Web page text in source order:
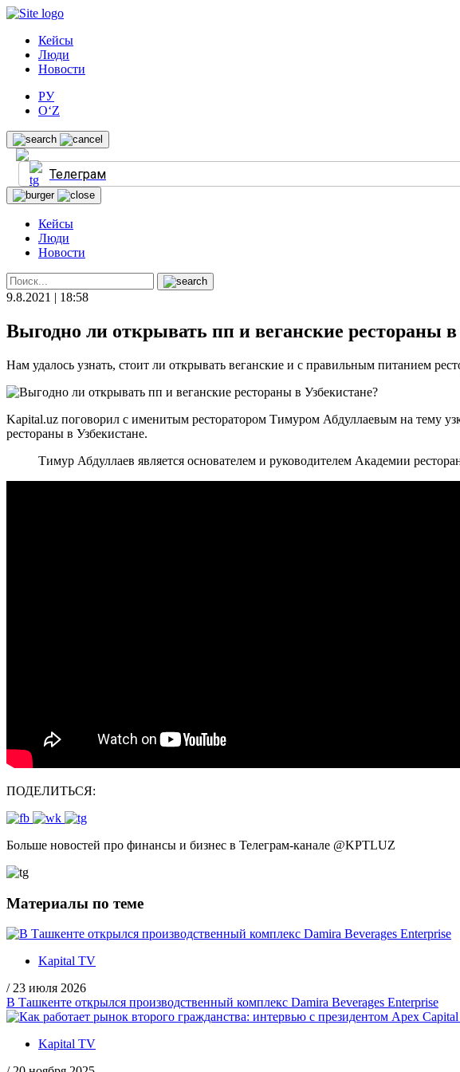
Кейсы
Люди
Новости
РУ
O‘Z
Телеграм
Кейсы
Люди
Новости
9.8.2021 | 18:58
Выгодно ли открывать пп и веганские рестораны в
Нам удалось узнать, стоит ли открывать веганские и с правильным питанием
Kapital.uz поговорил с именитым ресторатором Тимуром Абдуллаевым на тему
рестораны в Узбекистане.
Тимур Абдуллаев является основателем и руководителем Академии
ПОДЕЛИТЬСЯ:
Больше новостей про финансы и бизнес в Телеграм-канале @KPTLUZ
Материалы по теме
Kapital TV
/ 23 июля 2026
В Ташкенте открылся производственный комплекс Damira Beverages Enterprise
Kapital TV